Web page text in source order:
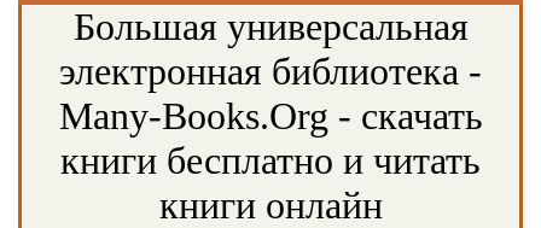
Большая универсальная
электронная библиотека -
Many-Books.Org - скачать
книги бесплатно и читать
книги онлайн